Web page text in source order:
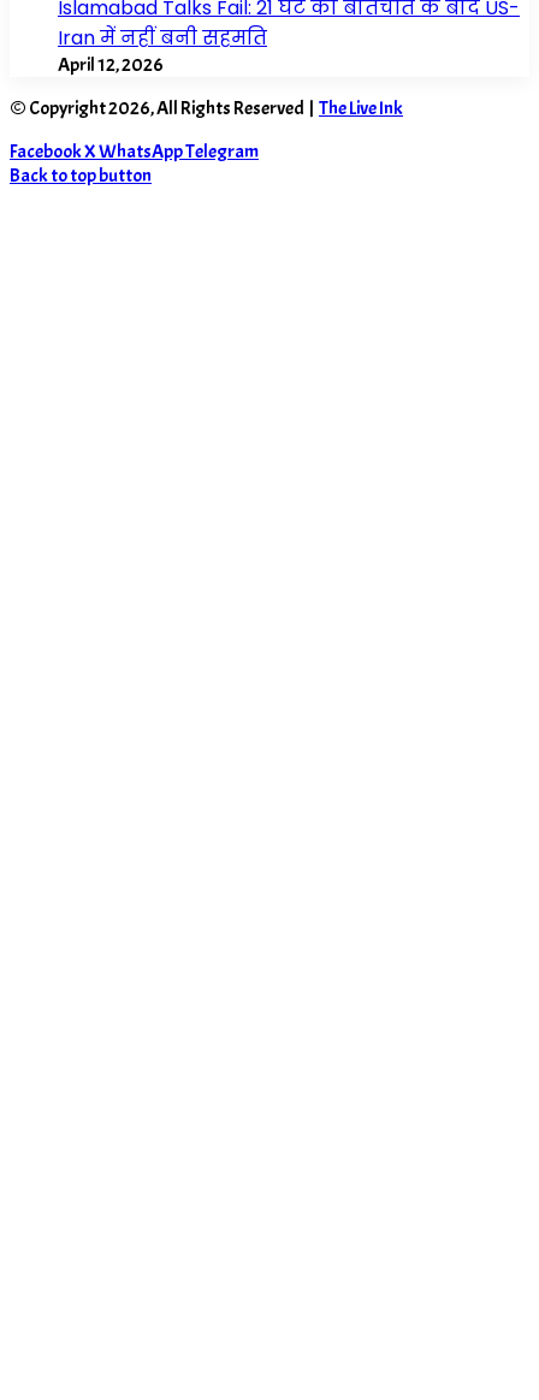
Islamabad Talks Fail: 21 घंटे की बातचीत के बाद US-
Iran में नहीं बनी सहमति
April 12, 2026
© Copyright 2026, All Rights Reserved | The Live Ink
FacebookXWhatsAppTelegram
Back to top button